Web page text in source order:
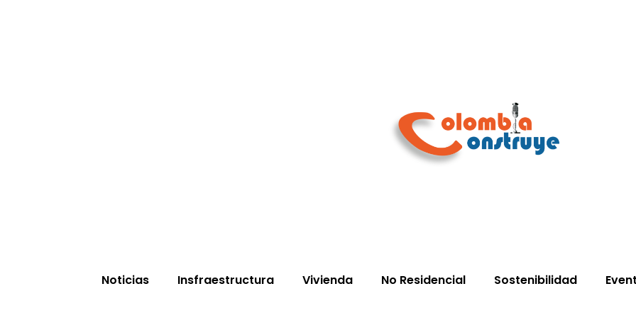
Noticias Insfraestructura Vivienda No Residencial Sostenibilidad